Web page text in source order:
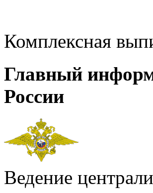
Комплексная
Главный
России
Ведение